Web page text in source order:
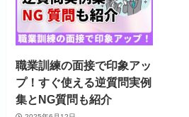
職業訓練の面接で印象アッ
プ！すぐ使える逆質問実例
集とNG質問も紹介